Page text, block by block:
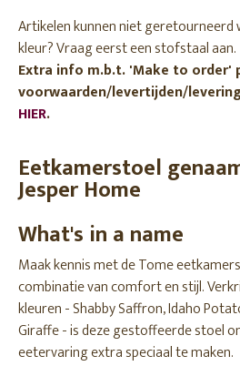
Artikelen kunnen niet
kleur? Vraag eerst een stofstaal aan.
Extra info m.b.t. 'Make to order'
voorwaarden/levertijden/
HIER.
Eetkamerstoel
Jesper Home
What's in a name
Maak kennis met de Tome
combinatie van comfort en stijl.
kleuren - Shabby Saffron, Idaho
Giraffe - is deze gestoffeerde stoel
eetervaring extra speciaal te maken.